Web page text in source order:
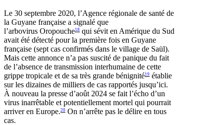
Le 30 septembre 2020, l’Agence régionale de santé de
la Guyane française a signalé que
l’arbovirus Oropouche18 qui sévit en Amérique du Sud
avait été détecté pour la première fois en Guyane
française (sept cas confirmés dans le village de Saül).
Mais cette annonce n’a pas suscité de panique du fait
de l’absence de transmission interhumaine de cette
grippe tropicale et de sa très grande bénignité19 établie
sur les dizaines de milliers de cas rapportés jusqu’ici.
À nouveau la presse d’août 2024 se fait l’écho d’un
virus inarrêtable et potentiellement mortel qui pourrait
arriver en Europe.20 On n’arrête pas le délire en tous
cas.